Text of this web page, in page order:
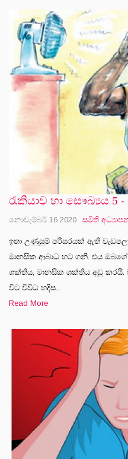
රැකියාව හා සෞඛ්‍යය 5
නොවැම්බර් 16 2020 සමිති
ඉතා උණුසුම් පරිසරයක් ඇති
මානසික ආබාධ හට ගනී. එය ඔබගේ
ශක්තිය, මානසික ශක්තිය අඩු කරයි.
විට විවිධ හදිස...
Read More